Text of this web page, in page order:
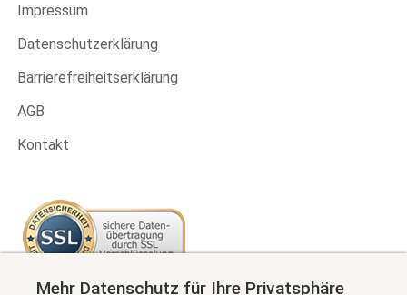
Impressum
Datenschutzerklärung
Barrierefreiheitserklärung
AGB
Kontakt
Mehr Datenschutz für Ihre Privatsphäre